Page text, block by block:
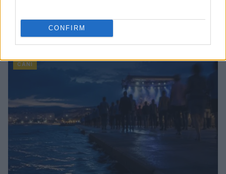
CONFIRM
Dai garage roventi alle case accoglienti: il viaggio di
salvataggio di cani maltrattati
CANI